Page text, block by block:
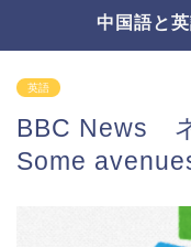
中国語と
英語
BBC News
Some